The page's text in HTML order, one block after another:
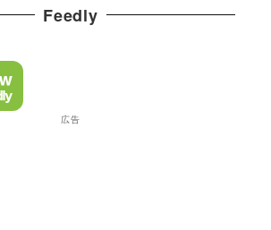
Feedly
広告